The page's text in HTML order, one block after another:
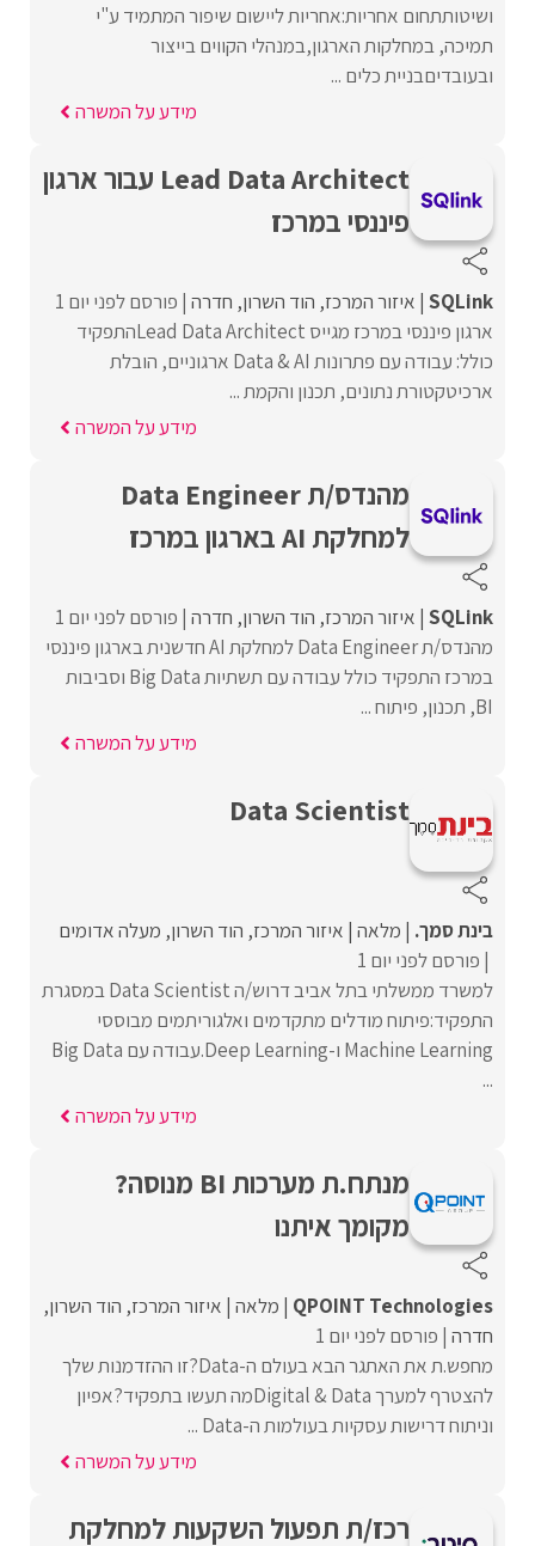
ושיטותתחום אחריות:אחריות ליישום שיפור המתמיד ע"י
תמיכה, במחלקות הארגון,במנהלי הקווים בייצור
ובעובדיםבניית כלים ...
מידע על המשרה
Lead Data Architect עבור ארגון
פיננסי במרכז
SQLink איזור המרכז הוד השרון חדרה פורסם לפני יום 1
ארגון פיננסי במרכז מגייס Lead Data Architectהתפקיד
כולל: עבודה עם פתרונות Data & AI ארגוניים, הובלת
ארכיטקטורת נתונים, תכנון והקמת ...
מידע על המשרה
מהנדס/ת Data Engineer
למחלקת AI בארגון במרכז
SQLink איזור המרכז הוד השרון חדרה פורסם לפני יום 1
מהנדס/ת Data Engineer למחלקת AI חדשנית בארגון פיננסי
במרכז התפקיד כולל עבודה עם תשתיות Big Data וסביבות
BI, תכנון, פיתוח ...
מידע על המשרה
Data Scientist
בינת סמך. מלאה איזור המרכז הוד השרון מעלה אדומים
פורסם לפני יום 1
למשרד ממשלתי בתל אביב דרוש/ה Data Scientist במסגרת
התפקיד:פיתוח מודלים מתקדמים ואלגוריתמים מבוססי
Machine Learning ו-Deep Learning.עבודה עם Big Data
...
מידע על המשרה
מנתח.ת מערכות BI מנוסה?
מקומך איתנו
QPOINT Technologies מלאה איזור המרכז הוד השרון
חדרה פורסם לפני יום 1
מחפש.ת את האתגר הבא בעולם ה-Data?זו ההזדמנות שלך
להצטרף למערך Digital & Dataמה תעשו בתפקיד?אפיון
וניתוח דרישות עסקיות בעולמות ה-Data ...
מידע על המשרה
רכז/ת תפעול השקעות למחלקת